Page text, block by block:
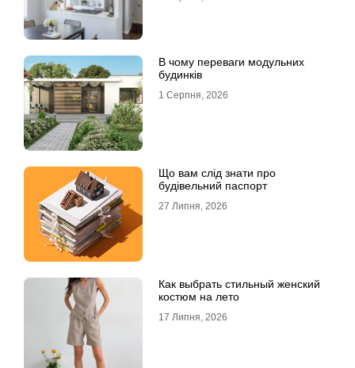
В чому переваги модульних
будинків
1 Серпня, 2026
Що вам слід знати про
будівельний паспорт
27 Липня, 2026
Как выбрать стильный женский
костюм на лето
17 Липня, 2026